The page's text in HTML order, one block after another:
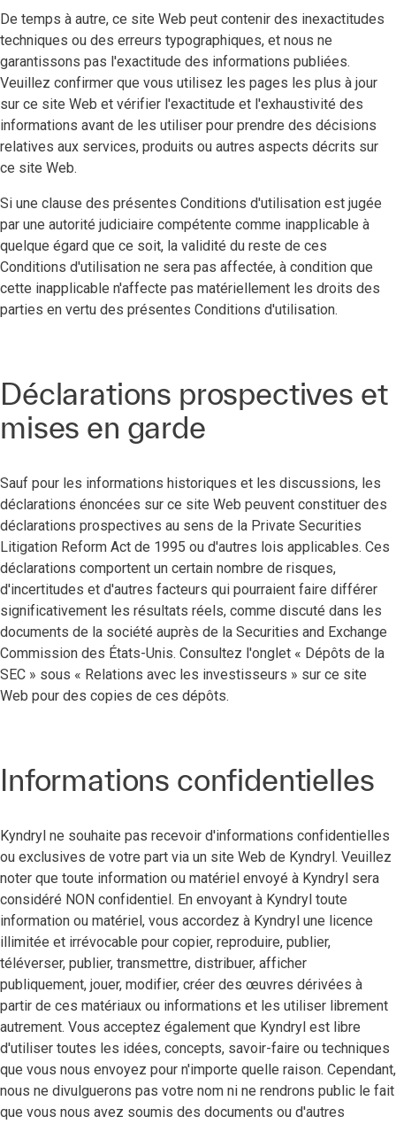
De temps à autre, ce site Web peut contenir des inexactitudes
techniques ou des erreurs typographiques, et nous ne
garantissons pas l'exactitude des informations publiées.
Veuillez confirmer que vous utilisez les pages les plus à jour
sur ce site Web et vérifier l'exactitude et l'exhaustivité des
informations avant de les utiliser pour prendre des décisions
relatives aux services, produits ou autres aspects décrits sur
ce site Web.
Si une clause des présentes Conditions d'utilisation est jugée
par une autorité judiciaire compétente comme inapplicable à
quelque égard que ce soit, la validité du reste de ces
Conditions d'utilisation ne sera pas affectée, à condition que
cette inapplicable n'affecte pas matériellement les droits des
parties en vertu des présentes Conditions d'utilisation.
Déclarations prospectives et
mises en garde
Sauf pour les informations historiques et les discussions, les
déclarations énoncées sur ce site Web peuvent constituer des
déclarations prospectives au sens de la Private Securities
Litigation Reform Act de 1995 ou d'autres lois applicables. Ces
déclarations comportent un certain nombre de risques,
d'incertitudes et d'autres facteurs qui pourraient faire différer
significativement les résultats réels, comme discuté dans les
documents de la société auprès de la Securities and Exchange
Commission des États-Unis. Consultez l'onglet « Dépôts de la
SEC » sous « Relations avec les investisseurs » sur ce site
Web pour des copies de ces dépôts.
Informations confidentielles
Kyndryl ne souhaite pas recevoir d'informations confidentielles
ou exclusives de votre part via un site Web de Kyndryl. Veuillez
noter que toute information ou matériel envoyé à Kyndryl sera
considéré NON confidentiel. En envoyant à Kyndryl toute
information ou matériel, vous accordez à Kyndryl une licence
illimitée et irrévocable pour copier, reproduire, publier,
téléverser, publier, transmettre, distribuer, afficher
publiquement, jouer, modifier, créer des œuvres dérivées à
partir de ces matériaux ou informations et les utiliser librement
autrement. Vous acceptez également que Kyndryl est libre
d'utiliser toutes les idées, concepts, savoir-faire ou techniques
que vous nous envoyez pour n'importe quelle raison. Cependant,
nous ne divulguerons pas votre nom ni ne rendrons public le fait
que vous nous avez soumis des documents ou d'autres